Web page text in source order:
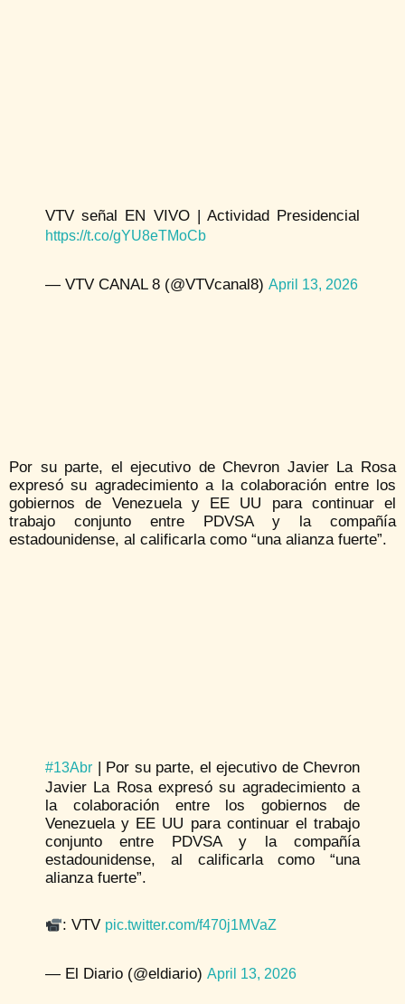
VTV señal EN VIVO | Actividad Presidencial
https://t.co/gYU8eTMoCb
— VTV CANAL 8 (@VTVcanal8) April 13, 2026
Por su parte, el ejecutivo de Chevron Javier La Rosa
expresó su agradecimiento a la colaboración entre los
gobiernos de Venezuela y EE UU para continuar el
trabajo conjunto entre PDVSA y la compañía
estadounidense, al calificarla como “una alianza fuerte”.
#13Abr | Por su parte, el ejecutivo de Chevron
Javier La Rosa expresó su agradecimiento a
la colaboración entre los gobiernos de
Venezuela y EE UU para continuar el trabajo
conjunto entre PDVSA y la compañía
estadounidense, al calificarla como “una
alianza fuerte”.
: VTV pic.twitter.com/f470j1MVaZ
— El Diario (@eldiario) April 13, 2026